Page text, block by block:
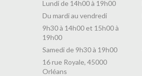
Lundi de 14h00 à 19h00
Du mardi au vendredi
9h30 à 14h00 et 15h00 à
19h00
Samedi de 9h30 à 19h00
16 rue Royale, 45000
Orléans